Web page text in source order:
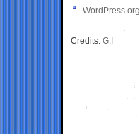
WordPress.org
Credits: G.I